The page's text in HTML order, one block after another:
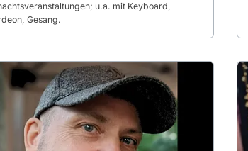
u.a. mit Keyboard,
Gesang.